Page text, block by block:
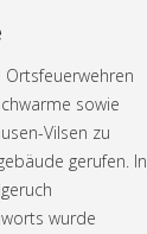
sowie
Vilsen zu
gerufen. In
wurde